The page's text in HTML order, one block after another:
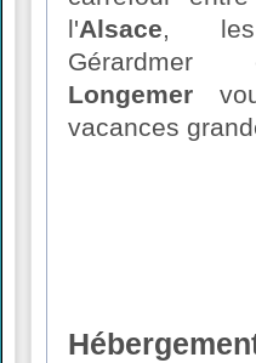
l'Alsace,
Longemer
vacances